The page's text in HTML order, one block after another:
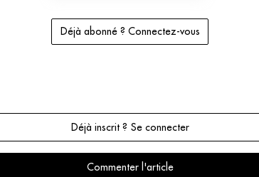
Déjà abonné ? Connectez-vous
Déjà inscrit ? Se connecter
Commenter l'article